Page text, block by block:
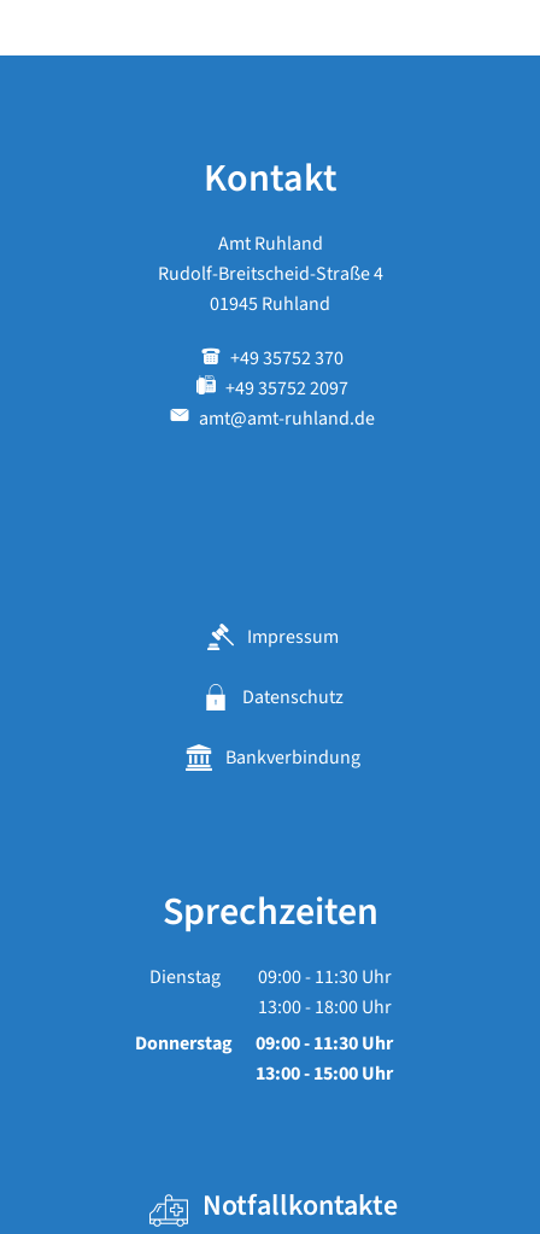
Kontakt
Amt Ruhland
Rudolf-Breitscheid-Straße 4
01945 Ruhland
+49 35752 370
+49 35752 2097
amt@amt-ruhland.de
Impressum
Datenschutz
Bankverbindung
Sprechzeiten
Dienstag 09:00-11:30Uhr
Von 09:00 bis 11:30 Uhr
13:00-18:00Uhr
Von 13:00 bis 18:00 Uhr
Donnerstag 09:00-11:30Uhr
Von 09:00 bis 11:30 Uhr
13:00-15:00Uhr
Notfallkontakte